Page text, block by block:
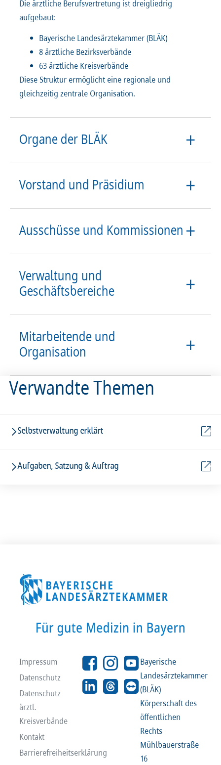
Die ärztliche Berufsvertretung ist dreigliedrig
aufgebaut:
Bayerische Landesärztekammer (BLÄK)
8 ärztliche Bezirksverbände
63 ärztliche Kreisverbände
Diese Struktur ermöglicht eine regionale und
gleichzeitig zentrale Organisation.
Organe der BLÄK
Vorstand und Präsidium
Ausschüsse und Kommissionen
Verwaltung und
Geschäftsbereiche
Mitarbeitende und
Organisation
Verwandte Themen
Selbstverwaltung erklärt
Aufgaben, Satzung & Auftrag
Impressum
Datenschutz
Datenschutz
ärztl.
Kreisverbände
Kontakt
Barrierefreiheitserklärung
Bayerische
Landesärztekammer
(BLÄK)
Körperschaft des
öffentlichen
Rechts
Mühlbauerstraße
16